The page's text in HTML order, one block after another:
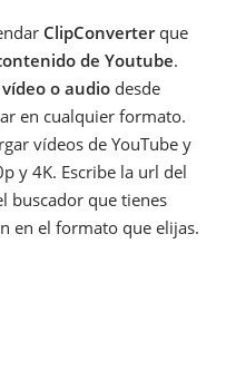
ClipConverterque
de Youtube.
vídeo o audio desde
en cualquier formato.
vídeos de YouTube y
y 4K. Escribe la url del
buscador que tienes
en el formato que elijas.